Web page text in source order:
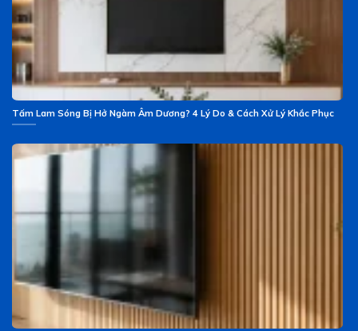
Tấm Lam Sóng Bị Hở Ngàm Âm Dương? 4 Lý Do & Cách Xử Lý Khắc Phục